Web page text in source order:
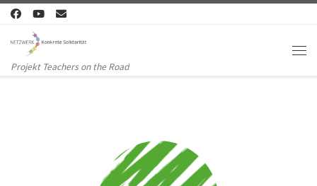
Zum Inhalt springen
Projekt Teachers on the Road